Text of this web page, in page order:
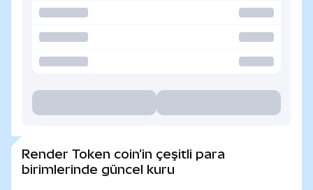
Render Token coin'in çeşitli para
birimlerinde güncel kuru